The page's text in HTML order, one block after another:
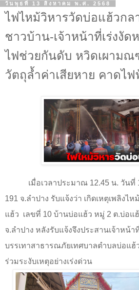
วันพุธที่ 13 สิงหาคม พ.ศ. 2568
ไฟไหม้วิหารวัดบ่อแฮ้วกล
ชาวบ้าน-เจ้าหน้าที่เร่งงัด
ไฟช่วยกันดับ หวิดเผามณ
วัตถุล้ำค่าเสียหาย คาดไฟ
เมื่อเวลาประมาณ 12.45 น. วันที่
191 จ.ลำปาง รับแจ้งว่า เกิดเหตุเพลิงไ
แฮ้ว เลขที่ 10 บ้านบ่อแฮ้ว หมู่ 2 ต.บ่อแ
จ.ลำปาง หลังรับแจ้งจึงประสานเจ้าหน้
บรรเทาสาธารณภัยเทศบาลตำบลบ่อแ
ร่วมระงับเหตุอย่างเร่งด่วน